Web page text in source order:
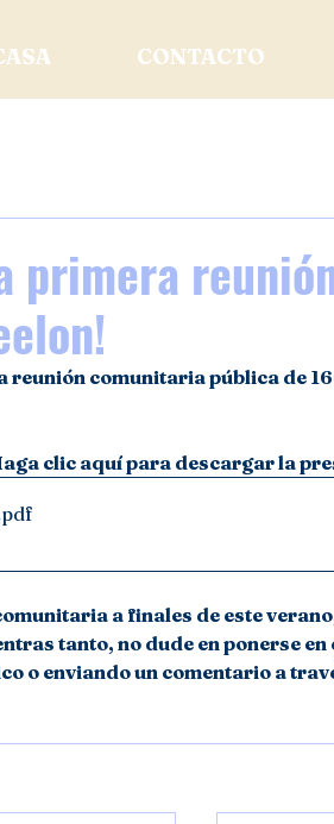
CONTACTO
primera
reunión comunitaria pública de
clic aquí para descargar la
a finales de este
tanto, no dude en ponerse en
o enviando un comentario a